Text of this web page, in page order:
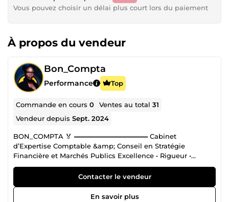
Vous pouvez choisir un délai plus court lors du paiement
À propos du vendeur
Bon_Compta
Performance Top
Commande en cours0 Ventes au total31
Vendeur depuisSept. 2024
BON_COMPTA 🏅 ════════════════ Cabinet
d’Expertise Comptable &amp; Conseil en Stratégie
Financière et Marchés Publics Excellence • Rigueur •
Performance BON_COMPTA est un Cabinet d’Expertise
Comptable &amp; Conseil en Stratégie Financière et
Marchés Publics dédié aux entrepreneurs ambitieux,
startups, PME et dirigeants exigeants. Nous intervenons à
Contacter le vendeur
En savoir plus